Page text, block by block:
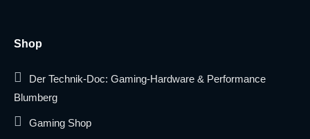
Shop
Der Technik-Doc: Gaming-Hardware & Performance
Blumberg
Gaming Shop